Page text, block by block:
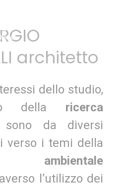
architetto
dello studio,
della ricerca
da diversi
verso i temi della
ambientale
l’utilizzo dei